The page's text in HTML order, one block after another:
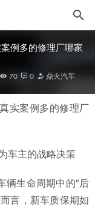
例多的修理厂哪家
70 0 鼎火汽车
实案例多的修理厂
车主的战略决策
辆生命周期中的“后
言，新车质保期如
候需要关闭ESP？